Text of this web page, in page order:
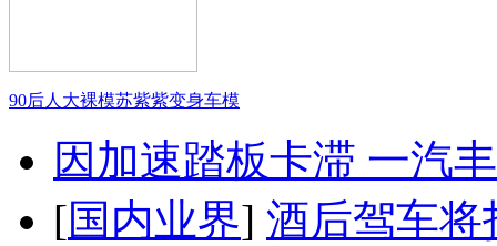
90后人大裸模苏紫紫变身车模
因加速踏板卡滞 一汽
[国内业界] 酒后驾车将